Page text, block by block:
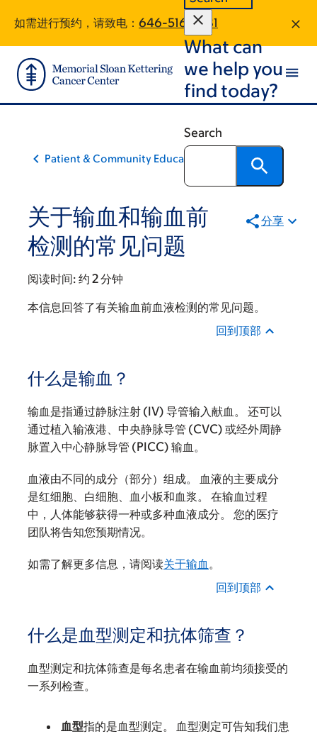
main
content
footer
如需进行预约，请致电： 646-516-7881
What can
we help you
find today?
Search
Patient & Community Education
关于输血和输血前
检测的常见问题
分享
阅读时间: 约 2 分钟
本信息回答了有关输血前血液检测的常见问题。
回到顶部
什么是输血？
输血是指通过静脉注射 (IV) 导管输入献血。 还可以
通过植入输液港、中央静脉导管 (CVC) 或经外周静
脉置入中心静脉导管 (PICC) 输血。
血液由不同的成分（部分）组成。 血液的主要成分
是红细胞、白细胞、血小板和血浆。 在输血过程
中，人体能够获得一种或多种血液成分。 您的医疗
团队将告知您预期情况。
如需了解更多信息，请阅读关于输血 。
回到顶部
什么是血型测定和抗体筛查？
血型测定和抗体筛查是每名患者在输血前均须接受的
一系列检查。
血型指的是血型测定。 血型测定可告知我们患